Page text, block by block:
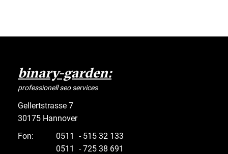
binary-garden:
professionell seo services
Gellertstrasse 7
30175 Hannover
Fon:
0511
0511
- 515 32 133
- 725 38 691